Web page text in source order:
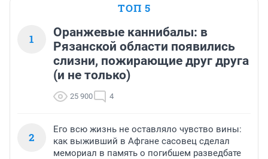
ТОП 5
1
Оранжевые каннибалы: в
Рязанской области появились
слизни, пожирающие друг друга
(и не только)
25 900 4
2
Его всю жизнь не оставляло чувство вины:
как выживший в Афгане сасовец сделал
мемориал в память о погибшем разведбате